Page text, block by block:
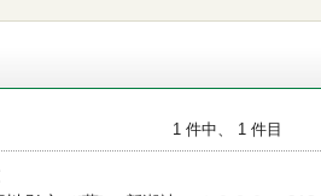
1 件中、 1 件目